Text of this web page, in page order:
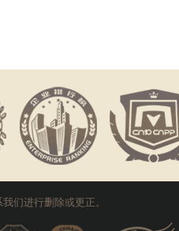
们进行删除或更正。